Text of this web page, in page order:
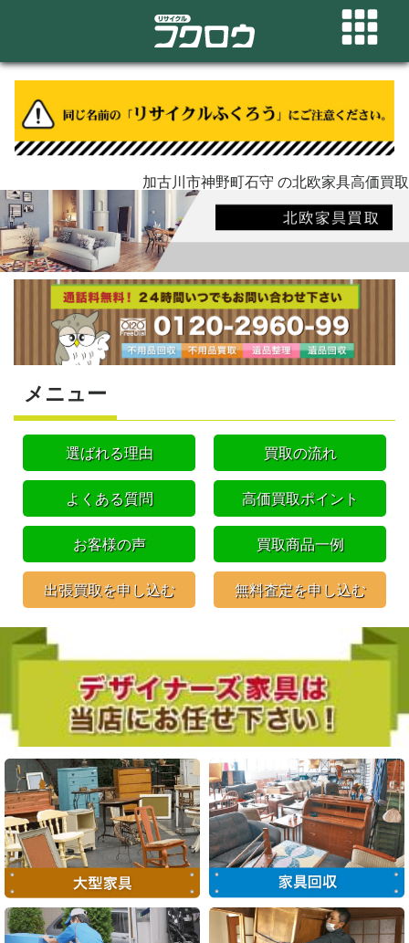
加古川市神野町石守 の北欧家具高価買取
メニュー
選ばれる理由 買取の流れ
よくある質問 高価買取ポイント
お客様の声 買取商品一例
出張買取を申し込む 無料査定を申し込む